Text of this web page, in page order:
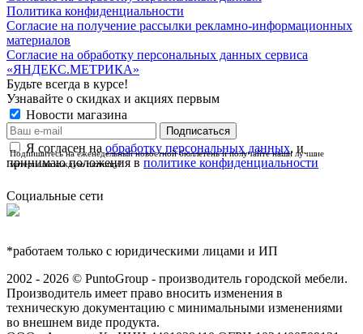
Политика конфиденциальности
Согласие на получение рассылки рекламно-информационных
материалов
Согласие на обработку персональных данных сервиса
«ЯНДЕКС.МЕТРИКА»
Будьте всегда в курсе!
Узнавайте о скидках и акциях первым
Новости магазина
Я согласен на обработку персональных данных, и
принимаю положения в политике конфиденциальности
Подпишитесь на еженедельный новостной бюллетень и получайте наши лучшие
материалы каждую пятницу!
Социальные сети
*работаем только с юридическими лицами и ИП
2002 - 2026 © PuntoGroup - производитель городской мебели.
Производитель имеет право вносить изменения в
техническую документацию с минимальными изменениями
во внешнем виде продукта.